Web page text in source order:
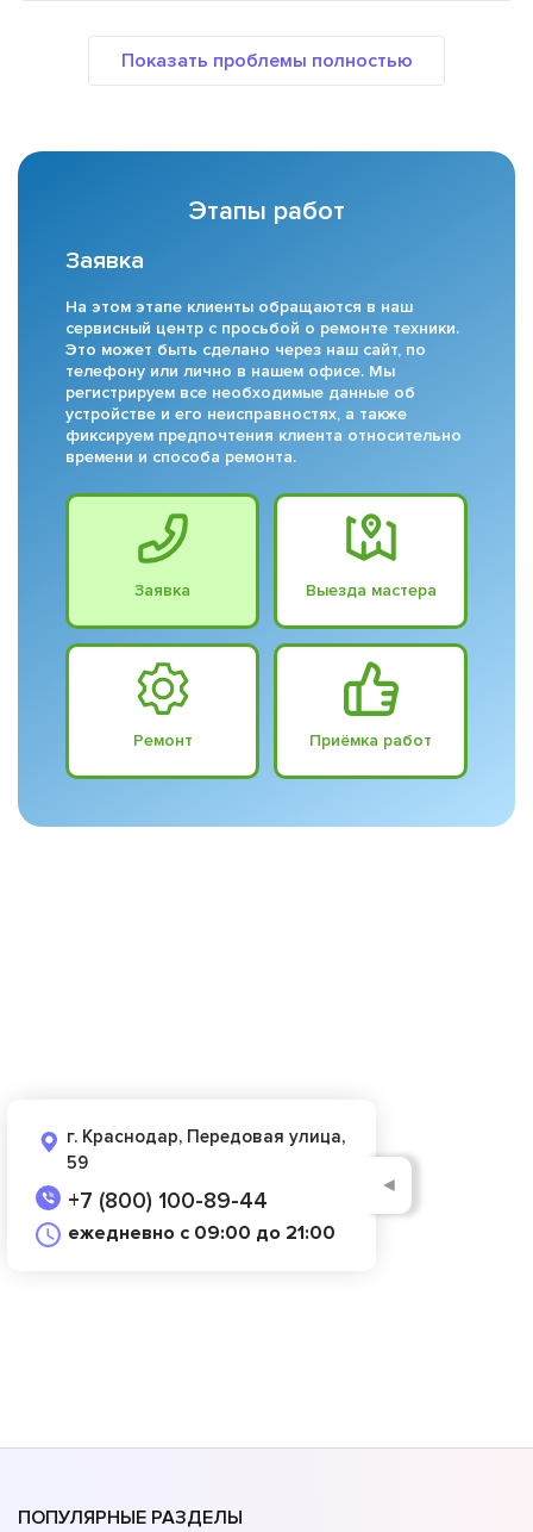
Этапы работ
Заявка
На этом этапе клиенты обращаются в наш
сервисный центр с просьбой о ремонте техники.
Это может быть сделано через наш сайт, по
телефону или лично в нашем офисе. Мы
регистрируем все необходимые данные об
устройстве и его неисправностях, а также
фиксируем предпочтения клиента относительно
времени и способа ремонта.
Заявка Выезда мастера
Ремонт Приёмка работ
г. Краснодар, Передовая улица,
59
+7 (800) 100-89-44
ежедневно с 09:00 до 21:00
◄
ПОПУЛЯРНЫЕ РАЗДЕЛЫ